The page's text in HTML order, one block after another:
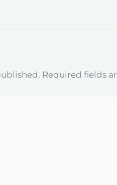
Required fields